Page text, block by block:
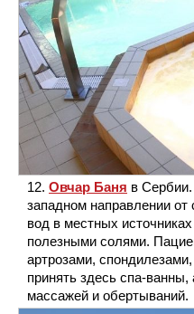
Овчар Баня в
западном направлении
вод в местных
полезными солями.
артрозами,
принять здесь спа-
массажей и обертываний.